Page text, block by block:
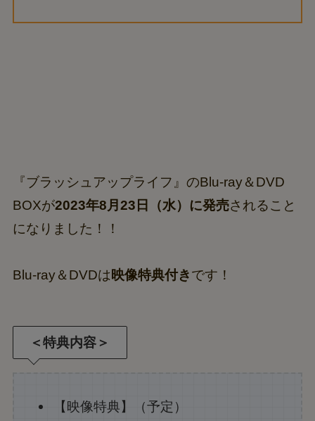
『ブラッシュアップライフ』のBlu-ray＆DVD
BOXが2023年8月23日（水）に発売されること
になりました！！
Blu-ray＆DVDは 映像特典付きです！
＜特典内容＞
【映像特典】（予定）